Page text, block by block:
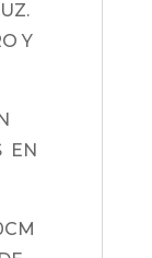
Y
EN